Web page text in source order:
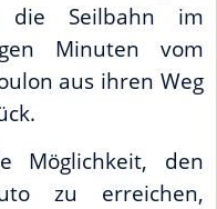
die Seilbahn im
Minuten vom
aus ihren Weg
Möglichkeit, den
zu erreichen,